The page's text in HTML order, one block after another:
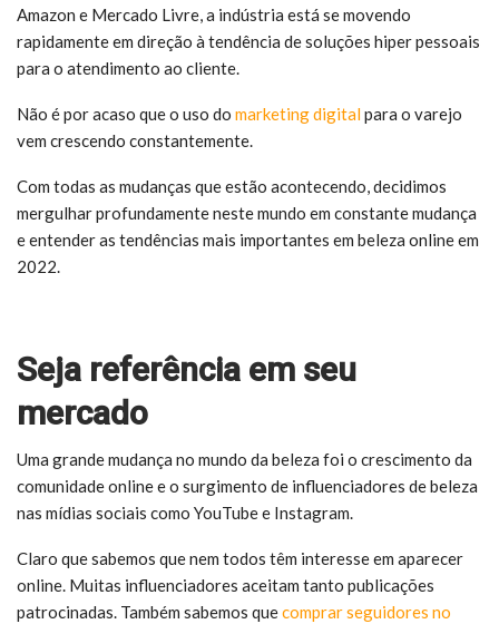
Amazon e Mercado Livre, a indústria está se movendo
rapidamente em direção à tendência de soluções hiper pessoais
para o atendimento ao cliente.
Não é por acaso que o uso do marketing digitalpara o varejo
vem crescendo constantemente.
Com todas as mudanças que estão acontecendo, decidimos
mergulhar profundamente neste mundo em constante mudança
e entender as tendências mais importantes em beleza online em
2022.
Seja referência em seu
mercado
Uma grande mudança no mundo da beleza foi o crescimento da
comunidade online e o surgimento de influenciadores de beleza
nas mídias sociais como YouTube e Instagram.
Claro que sabemos que nem todos têm interesse em aparecer
online. Muitas influenciadores aceitam tanto publicações
patrocinadas. Também sabemos quecomprar seguidores no